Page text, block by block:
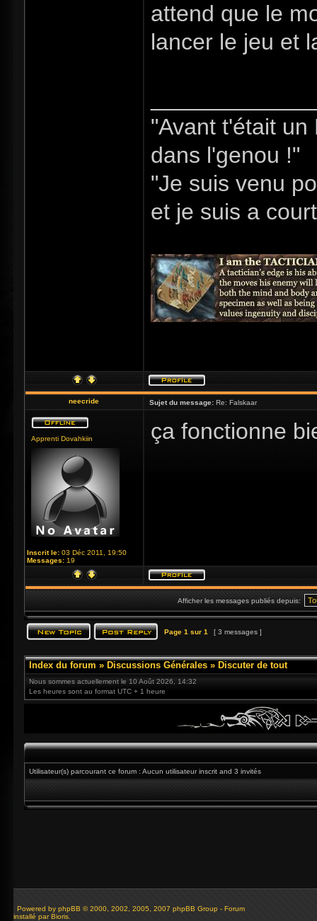
attend que le
lancer le jeu et
"Avant t'était
dans l'genou !"
"Je suis venu
et je suis a
neecride Sujet du message: Re: Falskaar
Apprenti Dovahkiin
Inscrit le: 03 Déc 2011, 19:50
Messages: 19
ça fonctionne
Afficher les messages publiés depuis:
Page 1 sur 1 [ 3 messages ]
Index du forum » Discussions Générales » Discuter de tout
Nous sommes actuellement le 10 Août 2026, 14:32
Les heures sont au format UTC + 1 heure
Utilisateur(s) parcourant ce forum : Aucun utilisateur inscrit and 3 invités
Powered by phpBB © 2000, 2002, 2005, 2007 phpBB Group - Forum
installé par Bioris.